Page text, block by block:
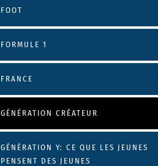
FOOT
FORMULE 1
FRANCE
GÉNÉRATION CRÉATEUR
GÉNÉRATION Y: CE QUE LES JEUNES
PENSENT DES JEUNES